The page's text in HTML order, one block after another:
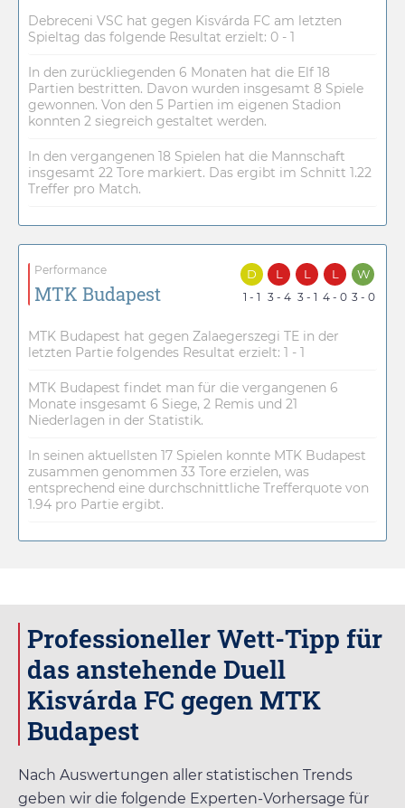
Debreceni VSC hat gegen Kisvárda FC am letzten
Spieltag das folgende Resultat erzielt: 0 - 1
In den zurückliegenden 6 Monaten hat die Elf 18
Partien bestritten. Davon wurden insgesamt 8 Spiele
gewonnen. Von den 5 Partien im eigenen Stadion
konnten 2 siegreich gestaltet werden.
In den vergangenen 18 Spielen hat die Mannschaft
insgesamt 22 Tore markiert. Das ergibt im Schnitt 1.22
Treffer pro Match.
Performance
MTK Budapest
D
1 - 1
L
3 - 4
L
3 - 1
L
4 - 0
W
3 - 0
MTK Budapest hat gegen Zalaegerszegi TE in der
letzten Partie folgendes Resultat erzielt: 1 - 1
MTK Budapest findet man für die vergangenen 6
Monate insgesamt 6 Siege, 2 Remis und 21
Niederlagen in der Statistik.
In seinen aktuellsten 17 Spielen konnte MTK Budapest
zusammen genommen 33 Tore erzielen, was
entsprechend eine durchschnittliche Trefferquote von
1.94 pro Partie ergibt.
Professioneller Wett-Tipp für
das anstehende Duell
Kisvárda FC gegen MTK
Budapest
Nach Auswertungen aller statistischen Trends
geben wir die folgende Experten-Vorhersage für